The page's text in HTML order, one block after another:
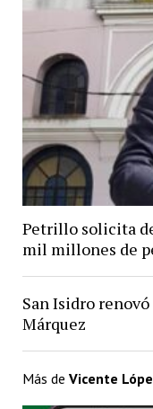
Petrillo solicita
mil millones de
San Isidro
Márquez
Más de Vicente